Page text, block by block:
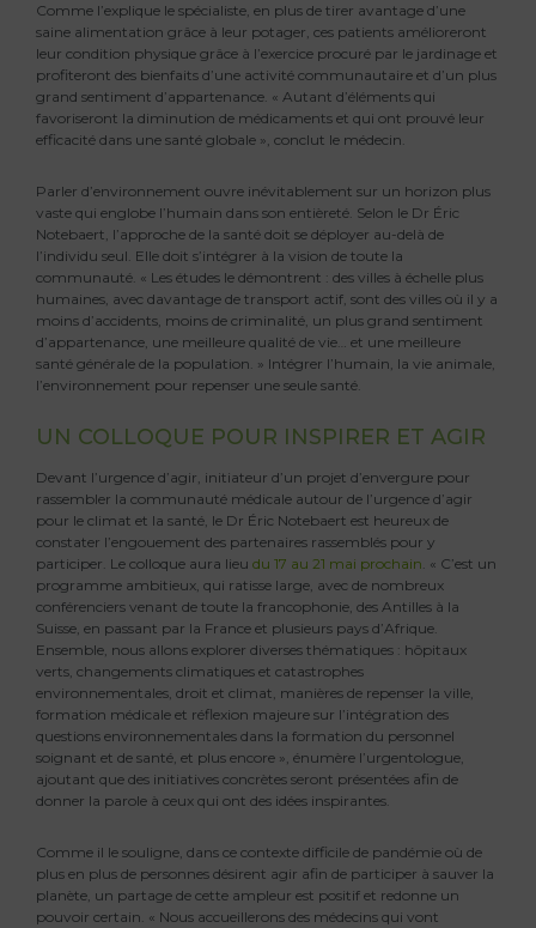
Comme l’explique le spécialiste, en plus de tirer avantage d’une
saine alimentation grâce à leur potager, ces patients amélioreront
leur condition physique grâce à l’exercice procuré par le jardinage et
profiteront des bienfaits d’une activité communautaire et d’un plus
grand sentiment d’appartenance. « Autant d’éléments qui
favoriseront la diminution de médicaments et qui ont prouvé leur
efficacité dans une santé globale », conclut le médecin.
Parler d’environnement ouvre inévitablement sur un horizon plus
vaste qui englobe l’humain dans son entièreté. Selon le Dr Éric
Notebaert, l’approche de la santé doit se déployer au-delà de
l’individu seul. Elle doit s’intégrer à la vision de toute la
communauté. « Les études le démontrent : des villes à échelle plus
humaines, avec davantage de transport actif, sont des villes où il y a
moins d’accidents, moins de criminalité, un plus grand sentiment
d’appartenance, une meilleure qualité de vie… et une meilleure
santé générale de la population. » Intégrer l’humain, la vie animale,
l’environnement pour repenser une seule santé.
UN COLLOQUE POUR INSPIRER ET AGIR
Devant l’urgence d’agir, initiateur d’un projet d’envergure pour
rassembler la communauté médicale autour de l’urgence d’agir
pour le climat et la santé, le Dr Éric Notebaert est heureux de
constater l’engouement des partenaires rassemblés pour y
participer. Le colloque aura lieu du 17 au 21 mai prochain. « C’est un
programme ambitieux, qui ratisse large, avec de nombreux
conférenciers venant de toute la francophonie, des Antilles à la
Suisse, en passant par la France et plusieurs pays d’Afrique.
Ensemble, nous allons explorer diverses thématiques : hôpitaux
verts, changements climatiques et catastrophes
environnementales, droit et climat, manières de repenser la ville,
formation médicale et réflexion majeure sur l’intégration des
questions environnementales dans la formation du personnel
soignant et de santé, et plus encore », énumère l’urgentologue,
ajoutant que des initiatives concrètes seront présentées afin de
donner la parole à ceux qui ont des idées inspirantes.
Comme il le souligne, dans ce contexte difficile de pandémie où de
plus en plus de personnes désirent agir afin de participer à sauver la
planète, un partage de cette ampleur est positif et redonne un
pouvoir certain. « Nous accueillerons des médecins qui vont